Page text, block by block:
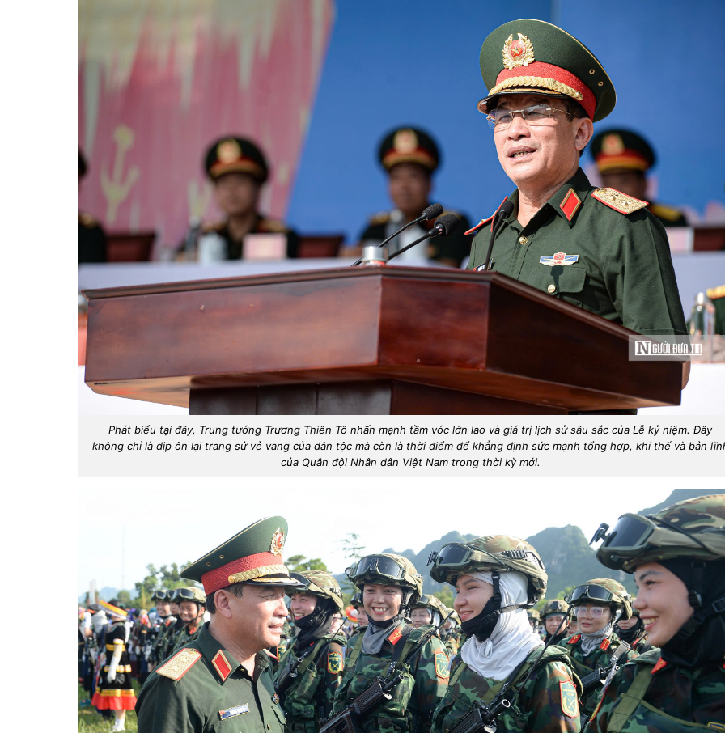
Phát biểu tại đây, Trung tướng Trương Thiên Tô nhấn mạnh tầm vóc lớn lao và giá trị lịch sử sâu sắc của Lễ kỷ niệm. Đây
không chỉ là dịp ôn lại trang sử vẻ vang của dân tộc mà còn là thời điểm để khẳng định sức mạnh tổng hợp, khí thế và bản
của Quân đội Nhân dân Việt Nam trong thời kỳ mới.